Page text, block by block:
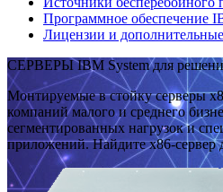
Программное обеспечение
Лицензии и
СЕРВЕРЫ IBM System для
Монтируемые в стойку серверы
компаний малого и среднего
сегментированных нагрузок и
приложений. Найдите x86-сервер